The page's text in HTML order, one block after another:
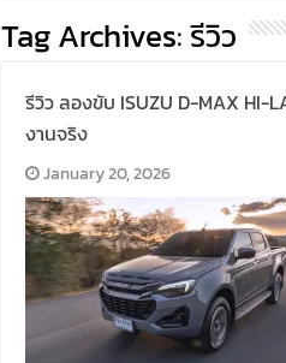
Tag Archives:รีวิว
รีวิว ลองขับ ISUZU D-MAX HI-
งานจริง
January 20, 2026